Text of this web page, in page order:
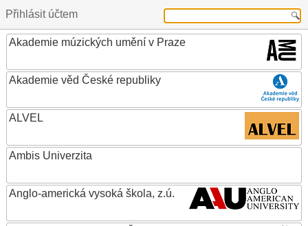
Přihlásit účtem
Akademie múzických umění v Praze
Akademie věd České republiky
ALVEL
Ambis Univerzita
Anglo-americká vysoká škola, z.ú.